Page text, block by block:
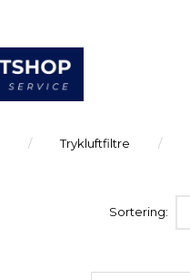
Trykluftfiltre
Sortering: